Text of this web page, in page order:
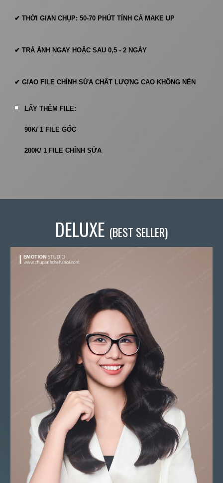
✔ THỜI GIAN CHỤP: 50-70 PHÚT TÍNH CẢ MAKE UP
✔ TRẢ ẢNH NGAY HOẶC SAU 0,5 - 2 NGÀY
✔ GIAO FILE CHỈNH SỬA CHẤT LƯỢNG CAO KHÔNG NÉN
LẤY THÊM FILE:
90K/ 1 FILE GỐC
200K/ 1 FILE CHỈNH SỬA
DELUXE (BEST SELLER)